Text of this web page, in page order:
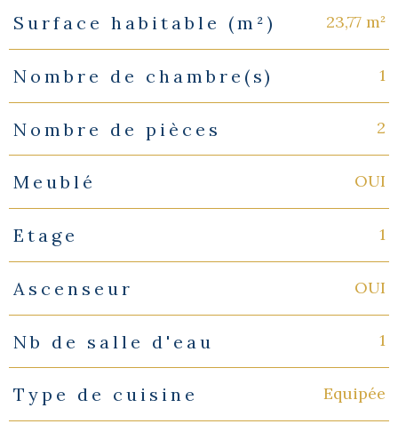
Surface habitable (m²) 23,77 m²
Nombre de chambre(s) 1
Nombre de pièces 2
Meublé OUI
Etage 1
Ascenseur OUI
Nb de salle d'eau 1
Type de cuisine Equipée